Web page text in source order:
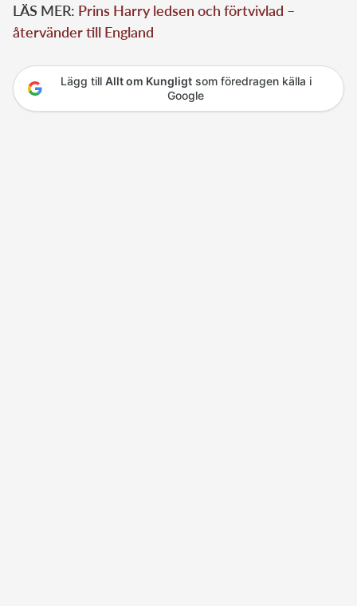
LÄS MER: Prins Harry ledsen och förtvivlad –
återvänder till England
Lägg till Allt om Kungligtsom föredragen källa i
Google